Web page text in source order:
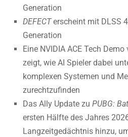
Generation
DEFECTerscheint mit DLSS
Generation
Eine NVIDIA ACE Tech Demo
zeigt, wie AI Spieler dabei
komplexen Systemen und
zurechtzufinden
Das Ally Update zu PUBG:
ersten Hälfte des Jahres
Langzeitgedächtnis hinzu,